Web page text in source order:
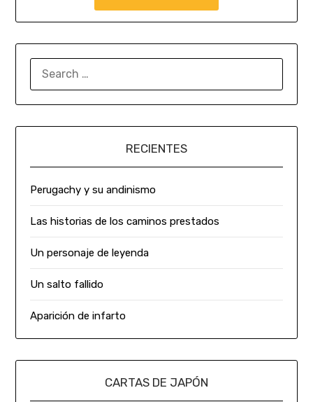
RECIENTES
Perugachy y su andinismo
Las historias de los caminos prestados
Un personaje de leyenda
Un salto fallido
Aparición de infarto
CARTAS DE JAPÓN